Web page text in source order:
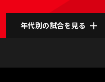
年代別の試合を見る